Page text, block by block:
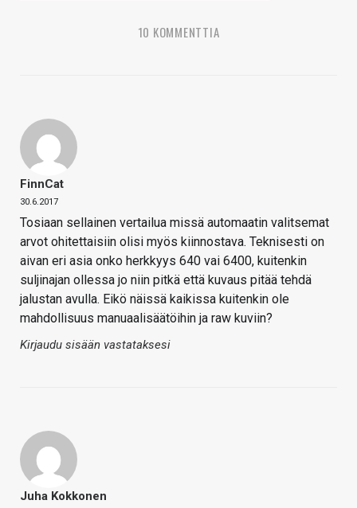
10 KOMMENTTIA
FinnCat
30.6.2017
Tosiaan sellainen vertailua missä automaatin valitsemat
arvot ohitettaisiin olisi myös kiinnostava. Teknisesti on
aivan eri asia onko herkkyys 640 vai 6400, kuitenkin
suljinajan ollessa jo niin pitkä että kuvaus pitää tehdä
jalustan avulla. Eikö näissä kaikissa kuitenkin ole
mahdollisuus manuaalisäätöihin ja raw kuviin?
Kirjaudu sisään vastataksesi
Juha Kokkonen